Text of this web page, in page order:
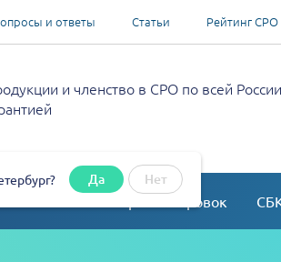
и ответы Статьи Рейтинг СРО
и членство в СРО по всей
Да Нет
Согласование перепланировок